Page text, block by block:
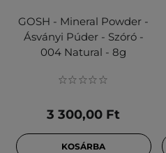
GOSH - Mineral Powder -
Ásványi Púder - Szóró -
004 Natural - 8g
3 300,00 Ft
KOSÁRBA